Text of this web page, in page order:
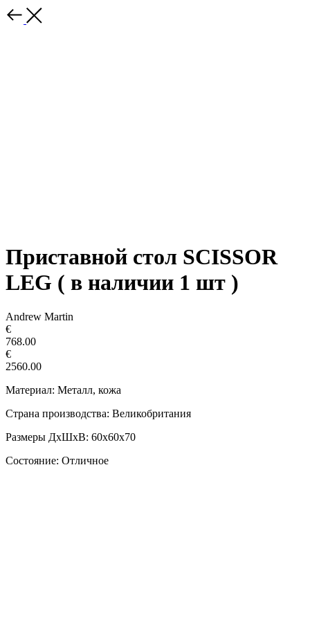
Приставной стол SCISSOR
LEG ( в наличии 1 шт )
Andrew Martin
€
768.00
€
2560.00
Материал: Металл, кожа
Страна производства: Великобритания
Размеры ДxШxВ: 60x60x70
Состояние: Отличное